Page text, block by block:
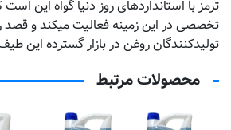
ترمز با استانداردهای روز دنیا گواه این
تخصصی در این زمینه فعالیت میکند و قصد
تولیدکنندگان روغن در بازار گسترده این
محصولات مرتبط